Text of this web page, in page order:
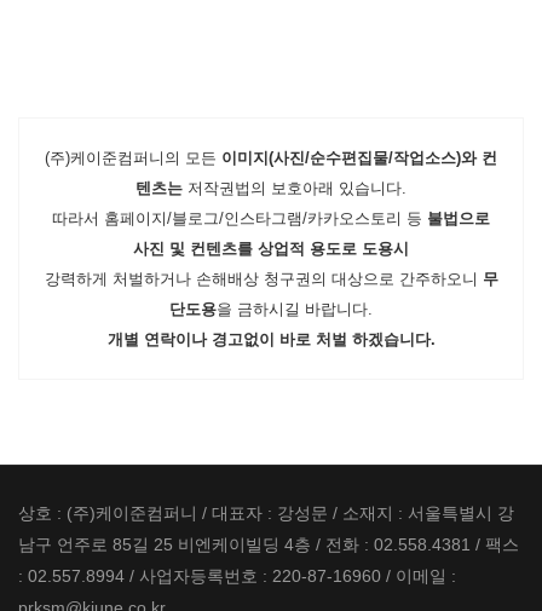
(주)케이준컴퍼니의 모든 이미지(사진/순수편집물/작업소스)와 컨
텐츠는 저작권법의 보호아래 있습니다.
따라서 홈페이지/블로그/인스타그램/카카오스토리 등 불법으로
사진 및 컨텐츠를 상업적 용도로 도용시
강력하게 처벌하거나 손해배상 청구권의 대상으로 간주하오니 무
단도용을 금하시길 바랍니다.
개별 연락이나 경고없이 바로 처벌 하겠습니다.
상호 : (주)케이준컴퍼니 / 대표자 : 강성문 / 소재지 : 서울특별시 강
남구 언주로 85길 25 비엔케이빌딩 4층 / 전화 : 02.558.4381 / 팩스
: 02.557.8994 / 사업자등록번호 : 220-87-16960 / 이메일 :